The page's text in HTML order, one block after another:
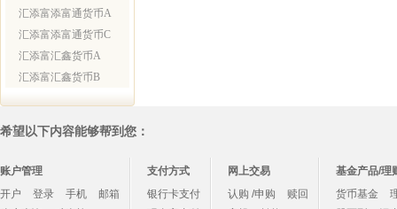
汇添富添富通货币A
汇添富添富通货币C
汇添富汇鑫货币A
汇添富汇鑫货币B
希望以下内容能够帮到您：
账户管理
开户
登录 手机
邮箱
支付方式
银行卡支付
网上交易
认购 /申购
赎回
基金产品/理
货币基金